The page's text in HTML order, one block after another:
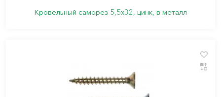
Кровельный саморез 5,5х32, цинк, в металл